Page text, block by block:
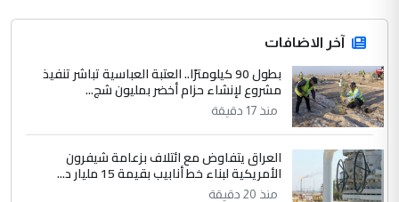
التعليق : قرار مستعجل جدا ولامصلحة فيه
للوزاره ولا للمواطن القرار الصائب يكون بعد
الاستماع للمدير ومغرفة ...
الموضوع :
وزير الصحة يعفي مدير مستشفى الكرخ
العام في بغداد
4 سردار
التعليق : واحد من عصابة علي ماما يسقط
آخر الاضافات
بطول 90 كيلومترًا.. العتبة العباسية تباشر تنفيذ
مشروع لإنشاء حزام أخضر بمليون شج...
منذ 17 دقيقة
العراق يتفاوض مع ائتلاف بزعامة شيفرون
الأمريكية لبناء خط أنابيب بقيمة 15 مليار د...
منذ 20 دقيقة